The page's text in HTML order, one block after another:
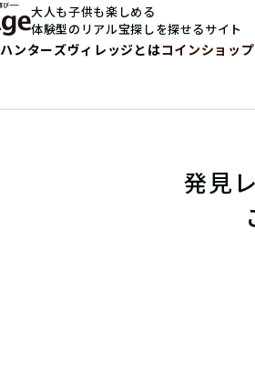
大人も子供も楽しめる
体験型のリアル宝探しを探せるサイト
ハンターズヴィレッジとはコインショップ
発見